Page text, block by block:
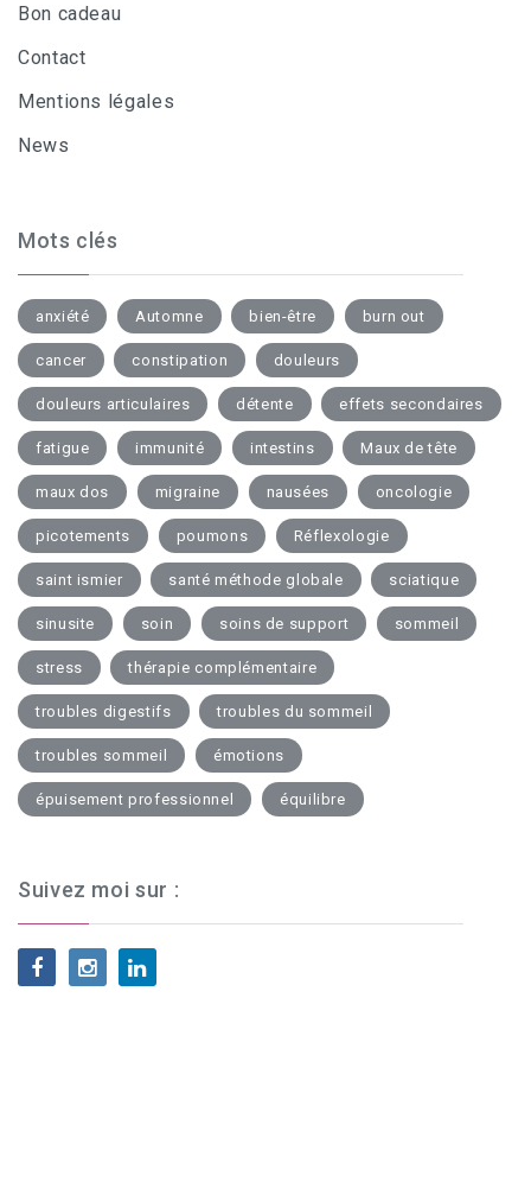
Bon cadeau
Contact
Mentions légales
News
Mots clés
anxiété Automne bien-être burn out
cancer constipation douleurs
douleurs articulaires détente effets secondaires
fatigue immunité intestins Maux de tête
maux dos migraine nausées oncologie
picotements poumons Réflexologie
saint ismier santé méthode globale sciatique
sinusite soin soins de support sommeil
stress thérapie complémentaire
troubles digestifs troubles du sommeil
troubles sommeil émotions
épuisement professionnel équilibre
Suivez moi sur :